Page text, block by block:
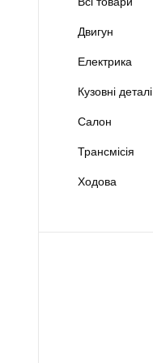
Двигун
Електрика
Кузовні деталі
Салон
Трансмісія
Ходова